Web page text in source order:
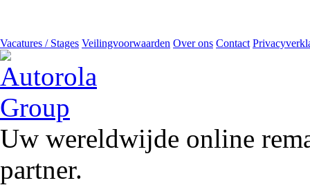
Vacatures / Stages Veilingvoorwaarden Over ons Contact
Uw wereldwijde online
partner.